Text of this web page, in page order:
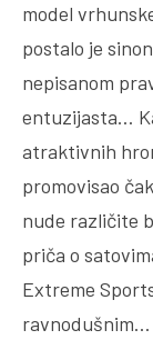
model
postalo je
nepisanom
entuzijasta…
atraktivnih
promovisao
nude različite
priča o
Extreme
ravnodušnim…